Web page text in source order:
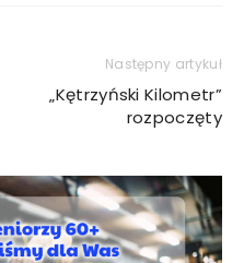
Następny artykuł
„Kętrzyński Kilometr”
rozpoczęty